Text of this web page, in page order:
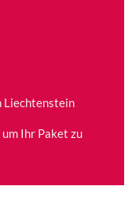
Liechtenstein
Ihr Paket zu